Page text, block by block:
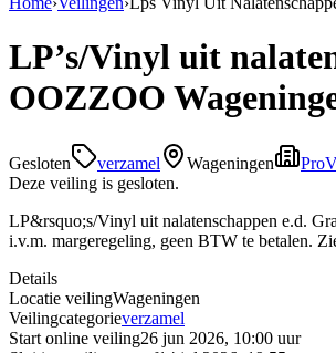
LP’s/Vinyl uit
OOZZOO
Gesloten verzamel Wageningen
Deze veiling is gesloten.
LP&rsquo;s/Vinyl uit nalatenschappen e.d.
i.v.m. margeregeling, geen BTW te betalen.
Details
Locatie veilingWageningen
Veilingcategorieverzamel
Start online veiling26 jun 2026, 10:00 uur